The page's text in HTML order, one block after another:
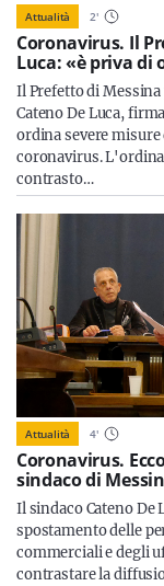
Attualità 2'
Coronavirus. Il
Luca: «è priva di
Il Prefetto di
Cateno De Luca,
ordina severe
coronavirus.
contrasto…
Attualità 4'
Coronavirus.
sindaco di
Il sindaco Cateno De
spostamento delle
commerciali e degli
contrastare la